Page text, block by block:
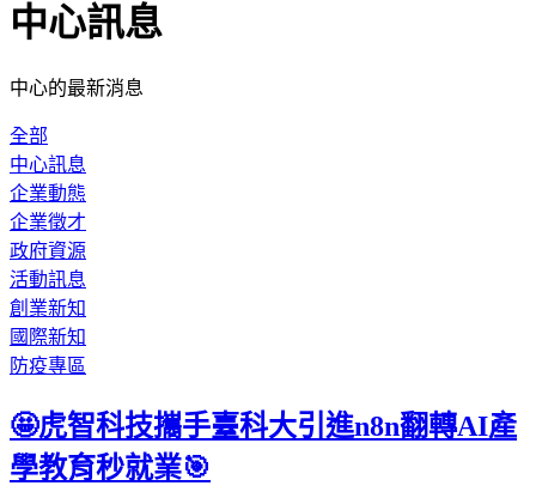
中心訊息
中心的最新消息
全部
中心訊息
企業動態
企業徵才
政府資源
活動訊息
創業新知
國際新知
防疫專區
🤩虎智科技攜手臺科大引進n8n翻轉AI產
學教育秒就業🎯